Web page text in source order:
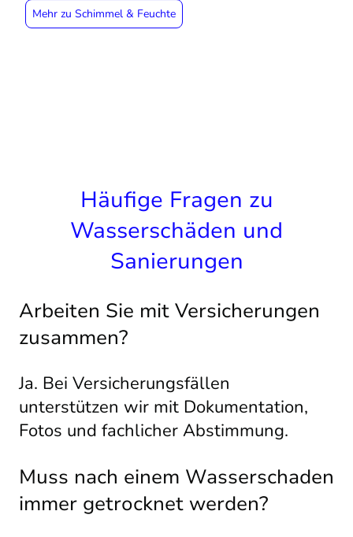
Mehr zu Schimmel & Feuchte
Häufige Fragen zu
Wasserschäden und
Sanierungen
Arbeiten Sie mit Versicherungen
zusammen?
Ja. Bei Versicherungsfällen
unterstützen wir mit Dokumentation,
Fotos und fachlicher Abstimmung.
Muss nach einem Wasserschaden
immer getrocknet werden?